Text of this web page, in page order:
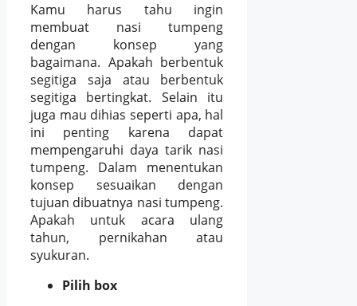
Kamu harus tahu ingin
membuat nasi tumpeng
dengan konsep yang
bagaimana. Apakah berbentuk
segitiga saja atau berbentuk
segitiga bertingkat. Selain itu
juga mau dihias seperti apa, hal
ini penting karena dapat
mempengaruhi daya tarik nasi
tumpeng. Dalam menentukan
konsep sesuaikan dengan
tujuan dibuatnya nasi tumpeng.
Apakah untuk acara ulang
tahun, pernikahan atau
syukuran.
Pilih box